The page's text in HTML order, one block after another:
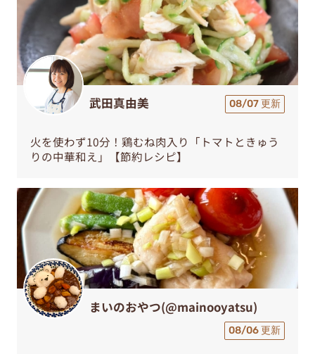
武田真由美 08/07 更新
火を使わず10分！鶏むね肉入り「トマトときゅう
りの中華和え」【節約レシピ】
まいのおやつ(@mainooyatsu)
08/06 更新